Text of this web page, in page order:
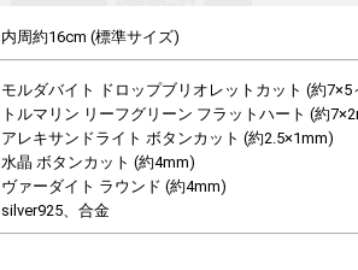
内周約16cm (標準サイズ)
モルダバイト ドロップブリオレットカット (約7×5
トルマリン リーフグリーン フラットハート (約
アレキサンドライト ボタンカット (約2.5×1mm)
水晶 ボタンカット (約4mm)
ヴァーダイト ラウンド (約4mm)
silver925、合金